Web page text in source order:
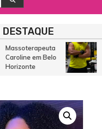
Massoterapeuta
Caroline em Belo
Horizonte